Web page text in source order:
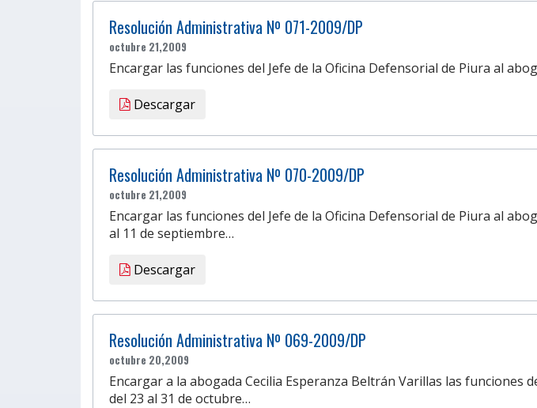
Resolución Administrativa Nº 071-2009/DP
octubre 21,2009
Encargar las funciones del Jefe de la Oficina Defensorial de Piura al
Descargar
Resolución Administrativa Nº 070-2009/DP
octubre 21,2009
Encargar las funciones del Jefe de la Oficina Defensorial de Piura al
al 11 de septiembre…
Descargar
Resolución Administrativa Nº 069-2009/DP
octubre 20,2009
Encargar a la abogada Cecilia Esperanza Beltrán Varillas las
del 23 al 31 de octubre…